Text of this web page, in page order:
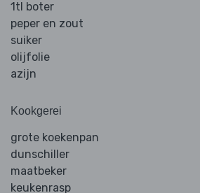
1tl boter
peper en zout
suiker
olijfolie
azijn
Kookgerei
grote koekenpan
dunschiller
maatbeker
keukenrasp